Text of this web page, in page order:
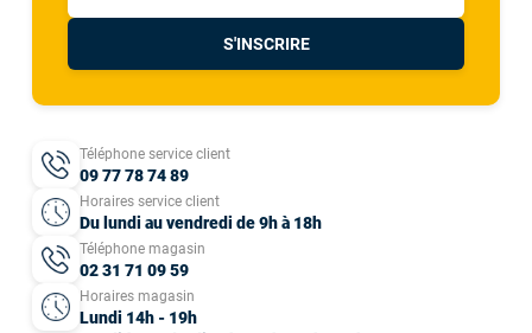
S'INSCRIRE
Téléphone service client
09 77 78 74 89
Horaires service client
Du lundi au vendredi de 9h à 18h
Téléphone magasin
02 31 71 09 59
Horaires magasin
Lundi 14h - 19h